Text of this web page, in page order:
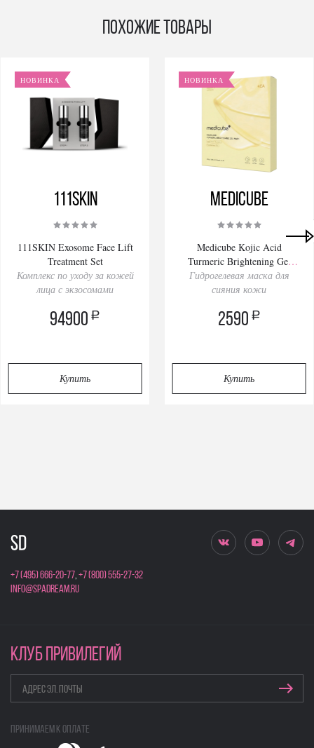
Похожие товары
НОВИНКА
111SKIN
111SKIN Exosome Face Lift
Treatment Set
Комплекс по уходу за кожей
лица с экзосомами
94900 a
Купить
НОВИНКА
Medicube
Medicube Kojic Acid
Turmeric Brightening Gel
Mask 28gх4pcs
Гидрогелевая маска для
сияния кожи
2590 a
Купить
+7 (495) 666-20-77,+7 (800) 555-27-32
info@spadream.ru
КЛУБ ПРИВИЛЕГИЙ
Принимаем к оплате